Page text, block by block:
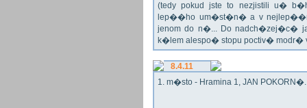
(tedy pokud jste to nezjistili u�
lep��ho um�st�n� a v
jenom do n�... Do nadch�zej�c�
k�lem alespo� stopu poctiv�
8.4.11
1. m�sto - Hramina 1, JAN